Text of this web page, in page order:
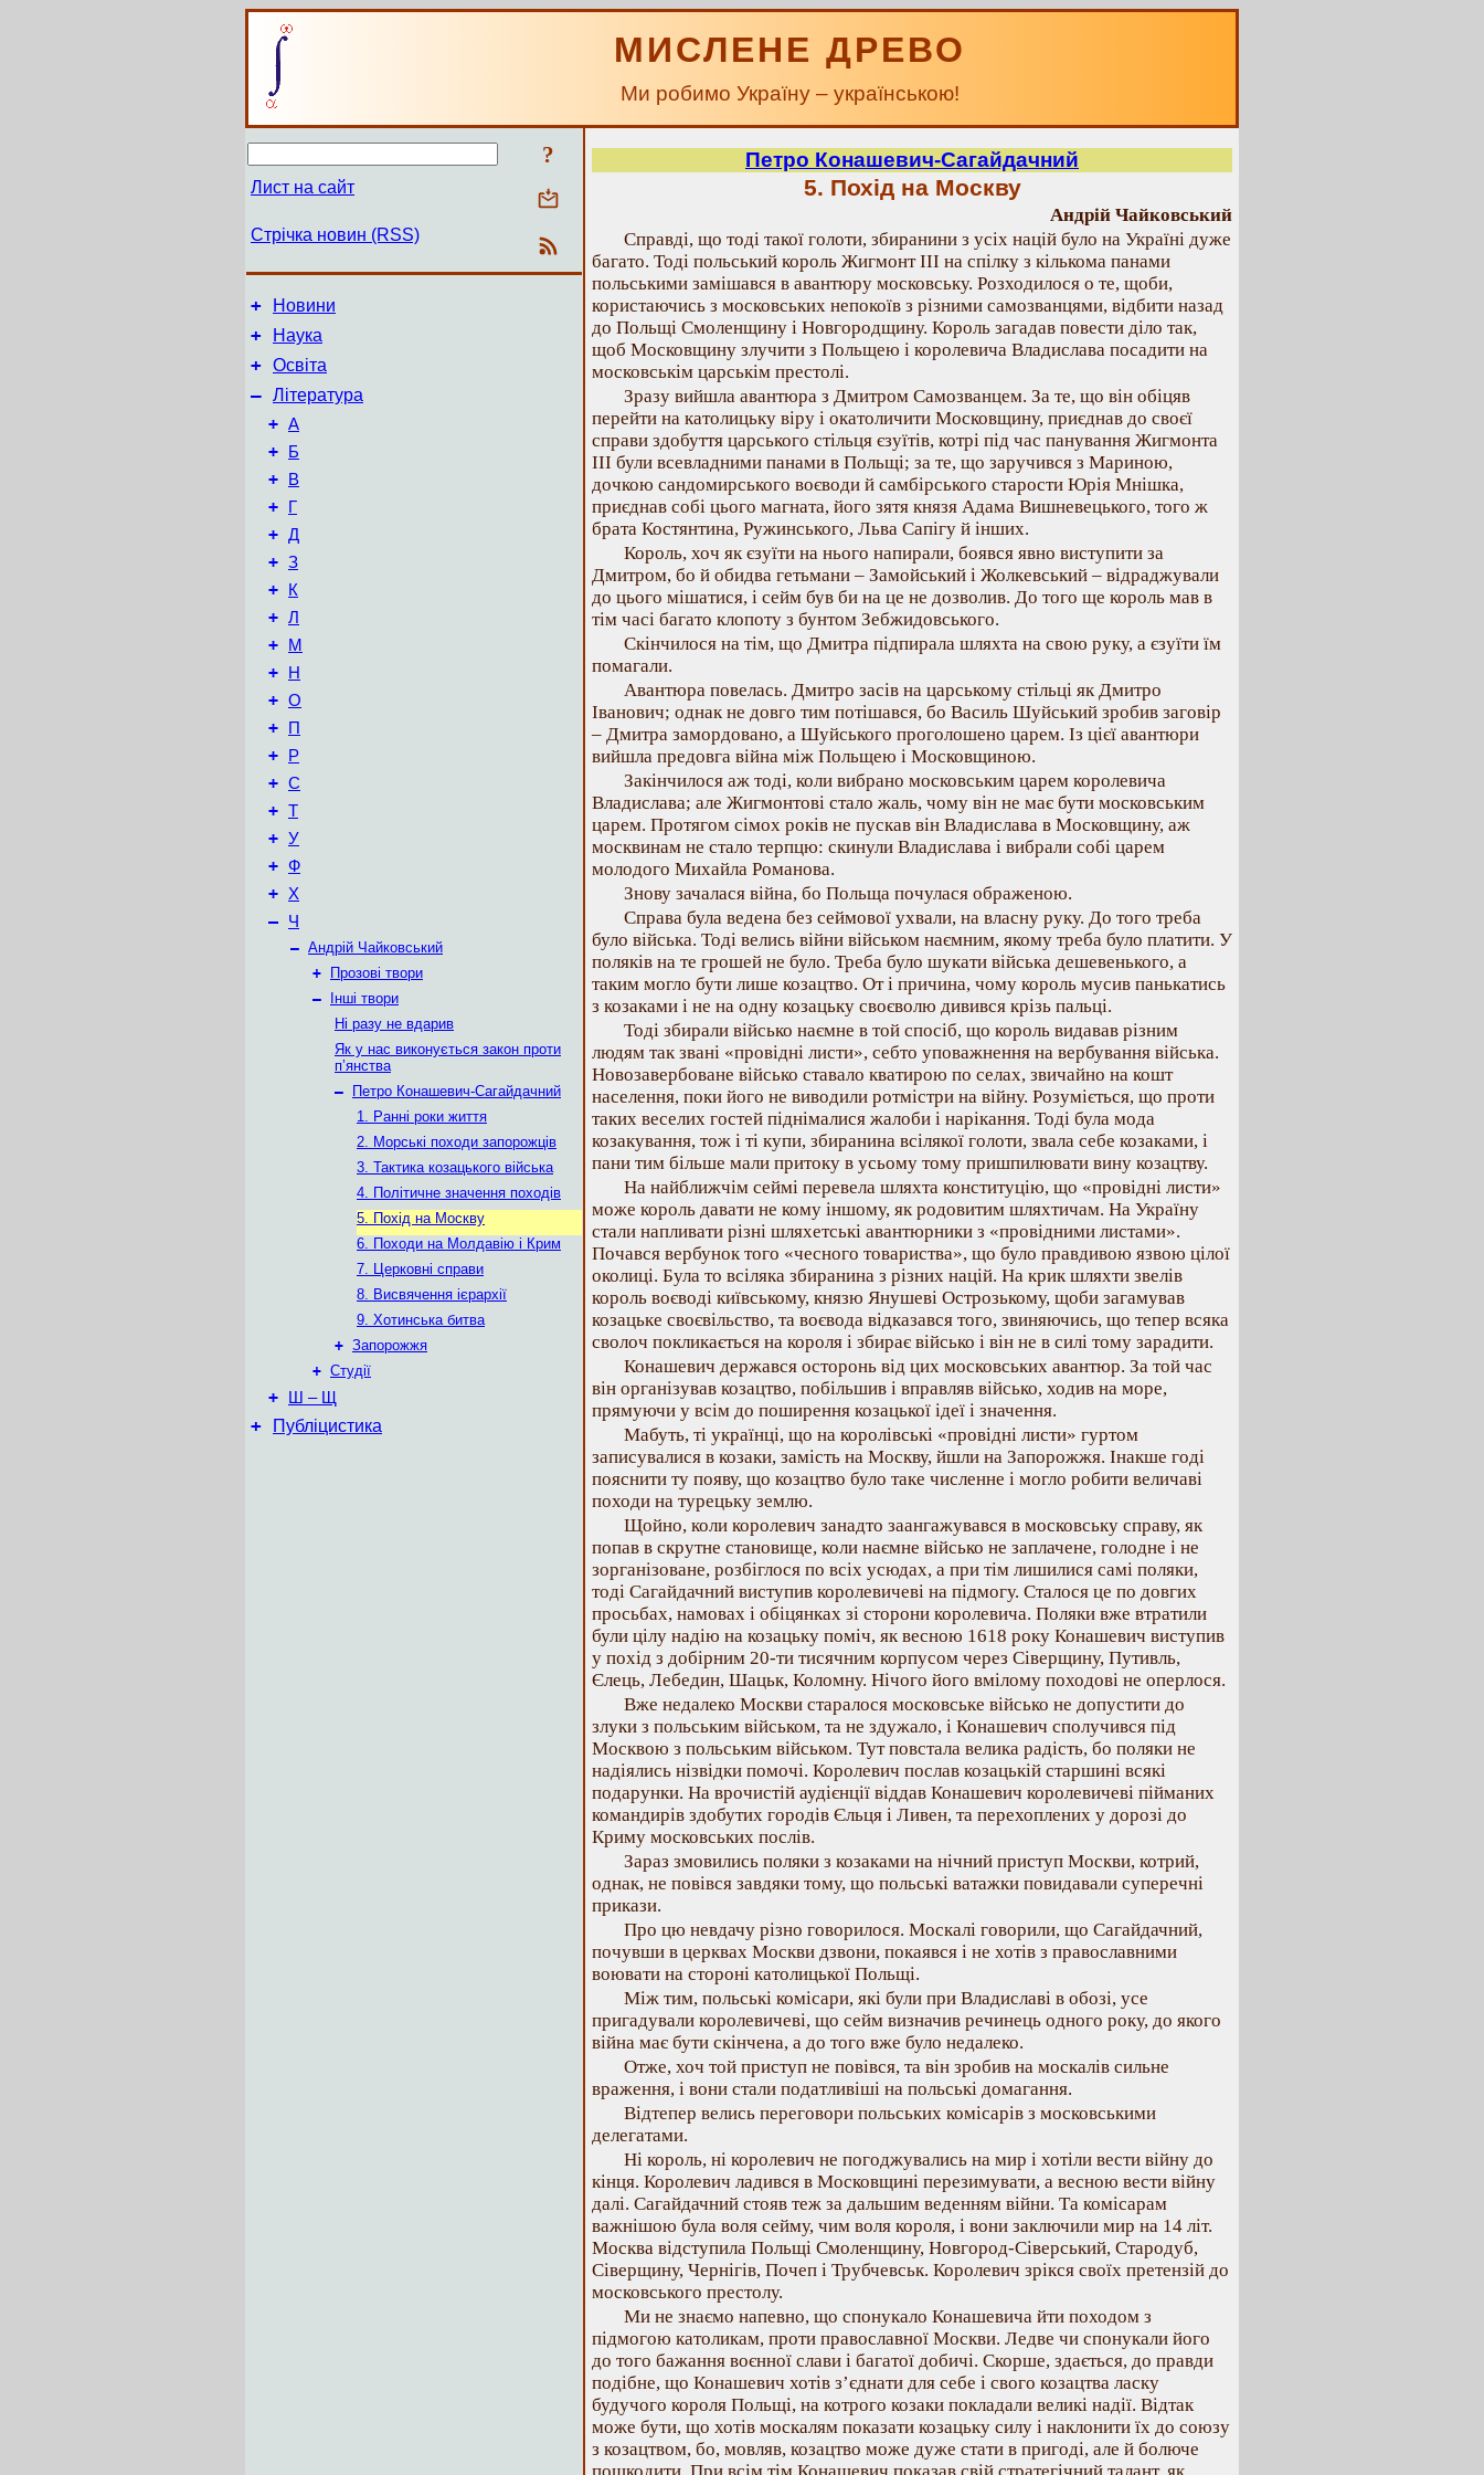
МИСЛЕНЕ ДРЕВО
Ми робимо Україну – українською!
?
Лист на сайт
Стрічка новин (RSS)
+ Новини
+ Наука
+ Освіта
– Література
+ А
+ Б
+ В
+ Г
+ Д
+ З
+ К
+ Л
+ М
+ Н
+ О
+ П
+ Р
+ С
+ Т
+ У
+ Ф
+ Х
– Ч
– Андрій Чайковський
+
Прозові твори
–
Інші твори
Ні разу не вдарив
Як у нас виконується закон проти
п’янства
–
Петро Конашевич-Сагайдачний
1. Ранні роки життя
2. Морські походи запорожців
3. Тактика козацького війська
4. Політичне значення походів
5. Похід на Москву
6. Походи на Молдавію і Крим
7. Церковні справи
8. Висвячення ієрархії
9. Хотинська битва
+ Запорожжя
+ Студії
+ Ш – Щ
+ Публіцистика
Петро Конашевич-Сагайдачний
5. Похід на Москву
Андрій Чайковський
Справді, що тоді такої голоти, збиранини з усіх націй було на Україні дуже
багато. Тоді польський король Жигмонт III на спілку з кількома панами
польськими замішався в авантюру московську. Розходилося о те, щоби,
користаючись з московських непокоїв з різними самозванцями, відбити назад
до Польщі Смоленщину і Новгородщину. Король загадав повести діло так,
щоб Московщину злучити з Польщею і королевича Владислава посадити на
московськім царськім престолі.
Зразу вийшла авантюра з Дмитром Самозванцем. За те, що він обіцяв
перейти на католицьку віру і окатоличити Московщину, приєднав до своєї
справи здобуття царського стільця єзуїтів, котрі під час панування Жигмонта
III були всевладними панами в Польщі; за те, що заручився з Мариною,
дочкою сандомирського воєводи й самбірського старости Юрія Мнішка,
приєднав собі цього магната, його зятя князя Адама Вишневецького, того ж
брата Костянтина, Ружинського, Льва Сапігу й інших.
Король, хоч як єзуїти на нього напирали, боявся явно виступити за
Дмитром, бо й обидва гетьмани – Замойський і Жолкевський – відраджували
до цього мішатися, і сейм був би на це не дозволив. До того ще король мав в
тім часі багато клопоту з бунтом Зебжидовського.
Скінчилося на тім, що Дмитра підпирала шляхта на свою руку, а єзуїти їм
помагали.
Авантюра повелась. Дмитро засів на царському стільці як Дмитро
Іванович; однак не довго тим потішався, бо Василь Шуйський зробив заговір
– Дмитра замордовано, а Шуйського проголошено царем. Із цієї авантюри
вийшла предовга війна між Польщею і Московщиною.
Закінчилося аж тоді, коли вибрано московським царем королевича
Владислава; але Жигмонтові стало жаль, чому він не має бути московським
царем. Протягом сімох років не пускав він Владислава в Московщину, аж
москвинам не стало терпцю: скинули Владислава і вибрали собі царем
молодого Михайла Романова.
Знову зачалася війна, бо Польща почулася ображеною.
Справа була ведена без сеймової ухвали, на власну руку. До того треба
було війська. Тоді велись війни військом наємним, якому треба було платити. У
поляків на те грошей не було. Треба було шукати війська дешевенького, а
таким могло бути лише козацтво. От і причина, чому король мусив панькатись
з козаками і не на одну козацьку своєволю дивився крізь пальці.
Тоді збирали військо наємне в той спосіб, що король видавав різним
людям так звані «провідні листи», себто уповажнення на вербування війська.
Новозавербоване військо ставало кватирою по селах, звичайно на кошт
населення, поки його не виводили ротмістри на війну. Розуміється, що проти
таких веселих гостей піднімалися жалоби і нарікання. Тоді була мода
козакування, тож і ті купи, збиранина всілякої голоти, звала себе козаками, і
пани тим більше мали притоку в усьому тому пришпилювати вину козацтву.
На найближчім сеймі перевела шляхта конституцію, що «провідні листи»
може король давати не кому іншому, як родовитим шляхтичам. На Україну
стали напливати різні шляхетські авантюрники з «провідними листами».
Почався вербунок того «чесного товариства», що було правдивою язвою цілої
околиці. Була то всіляка збиранина з різних націй. На крик шляхти звелів
король воєводі київському, князю Янушеві Острозькому, щоби загамував
козацьке своєвільство, та воєвода відказався того, звиняючись, що тепер всяка
сволоч покликається на короля і збирає військо і він не в силі тому зарадити.
Конашевич держався осторонь від цих московських авантюр. За той час
він організував козацтво, побільшив і вправляв військо, ходив на море,
прямуючи у всім до поширення козацької ідеї і значення.
Мабуть, ті українці, що на королівські «провідні листи» гуртом
записувалися в козаки, замість на Москву, йшли на Запорожжя. Інакше годі
пояснити ту появу, що козацтво було таке численне і могло робити величаві
походи на турецьку землю.
Щойно, коли королевич занадто заангажувався в московську справу, як
попав в скрутне становище, коли наємне військо не заплачене, голодне і не
зорганізоване, розбіглося по всіх усюдах, а при тім лишилися самі поляки,
тоді Сагайдачний виступив королевичеві на підмогу. Сталося це по довгих
просьбах, намовах і обіцянках зі сторони королевича. Поляки вже втратили
були цілу надію на козацьку поміч, як весною 1618 року Конашевич виступив
у похід з добірним 20-ти тисячним корпусом через Сіверщину, Путивль,
Єлець, Лебедин, Шацьк, Коломну. Нічого його вмілому походові не оперлося.
Вже недалеко Москви старалося московське військо не допустити до
злуки з польським військом, та не здужало, і Конашевич сполучився під
Москвою з польським військом. Тут повстала велика радість, бо поляки не
надіялись нізвідки помочі. Королевич послав козацькій старшині всякі
подарунки. На врочистій аудієнції віддав Конашевич королевичеві пійманих
командирів здобутих городів Єльця і Ливен, та перехоплених у дорозі до
Криму московських послів.
Зараз змовились поляки з козаками на нічний приступ Москви, котрий,
однак, не повівся завдяки тому, що польські ватажки повидавали суперечні
прикази.
Про цю невдачу різно говорилося. Москалі говорили, що Сагайдачний,
почувши в церквах Москви дзвони, покаявся і не хотів з православними
воювати на стороні католицької Польщі.
Між тим, польські комісари, які були при Владиславі в обозі, усе
пригадували королевичеві, що сейм визначив речинець одного року, до якого
війна має бути скінчена, а до того вже було недалеко.
Отже, хоч той приступ не повівся, та він зробив на москалів сильне
враження, і вони стали податливіші на польські домагання.
Відтепер велись переговори польських комісарів з московськими
делегатами.
Ні король, ні королевич не погоджувались на мир і хотіли вести війну до
кінця. Королевич ладився в Московщині перезимувати, а весною вести війну
далі. Сагайдачний стояв теж за дальшим веденням війни. Та комісарам
важнішою була воля сейму, чим воля короля, і вони заключили мир на 14 літ.
Москва відступила Польщі Смоленщину, Новгород-Сіверський, Стародуб,
Сіверщину, Чернігів, Почеп і Трубчевськ. Королевич зрікся своїх претензій до
московського престолу.
Ми не знаємо напевно, що спонукало Конашевича йти походом з
підмогою католикам, проти православної Москви. Ледве чи спонукали його
до того бажання воєнної слави і багатої добичі. Скорше, здається, до правди
подібне, що Конашевич хотів з’єднати для себе і свого козацтва ласку
будучого короля Польщі, на котрого козаки покладали великі надії. Відтак
може бути, що хотів москалям показати козацьку силу і наклонити їх до союзу
з козацтвом, бо, мовляв, козацтво може дуже стати в пригоді, але й болюче